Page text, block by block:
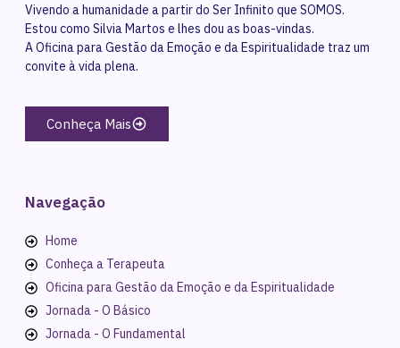
Vivendo a humanidade a partir do Ser Infinito que SOMOS.
Estou como Silvia Martos e lhes dou as boas-vindas.
A Oficina para Gestão da Emoção e da Espiritualidade traz um
convite à vida plena.
Conheça Mais
Navegação
Home
Conheça a Terapeuta
Oficina para Gestão da Emoção e da Espiritualidade
Jornada - O Básico
Jornada - O Fundamental